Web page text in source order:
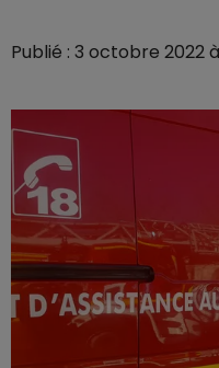
Publié : 3 octobre 2022